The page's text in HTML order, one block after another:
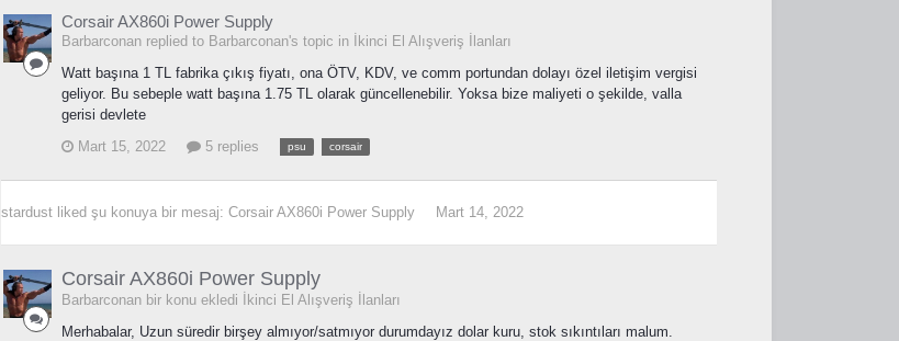
Corsair AX860i Power Supply
Barbarconan replied to Barbarconan's topic in İkinci El Alışveriş İlanları
Watt başına 1 TL fabrika çıkış fiyatı, ona ÖTV, KDV, ve comm portundan dolayı özel iletişim vergisi
geliyor. Bu sebeple watt başına 1.75 TL olarak güncellenebilir. Yoksa bize maliyeti o şekilde, valla
gerisi devlete
Mart 15, 2022
5 replies psu corsair
stardustliked şu konuya bir mesaj: Corsair AX860i Power Supply Mart 14, 2022
Corsair AX860i Power Supply
Barbarconan bir konu ekledi İkinci El Alışveriş İlanları
Merhabalar, Uzun süredir birşey almıyor/satmıyor durumdayız dolar kuru, stok sıkıntıları malum.